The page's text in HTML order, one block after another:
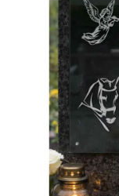
hvězdiček.